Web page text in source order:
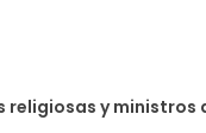
religiosas y ministros